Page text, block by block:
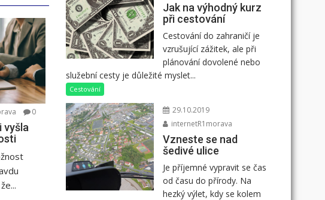
0
vyšla
Jak na výhodný kurz
při cestování
Cestování do zahraničí je
vzrušující zážitek, ale při
plánování dovolené nebo
služební cesty je důležité myslet...
Cestování
29.10.2019
internetR1morava
Vzneste se nad
šedivé ulice
Je příjemné vypravit se čas
od času do přírody. Na
hezký výlet, kdy se kolem